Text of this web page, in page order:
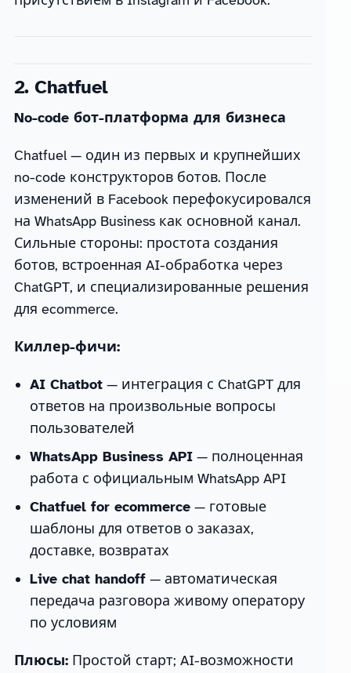
2. Chatfuel
No-code бот-платформа для бизнеса
Chatfuel — один из первых и крупнейших
no-code конструкторов ботов. После
изменений в Facebook перефокусировался
на WhatsApp Business как основной канал.
Сильные стороны: простота создания
ботов, встроенная AI-обработка через
ChatGPT, и специализированные решения
для ecommerce.
Киллер-фичи:
AI Chatbot— интеграция с ChatGPT для
ответов на произвольные вопросы
пользователей
WhatsApp Business API— полноценная
работа с официальным WhatsApp API
Chatfuel for ecommerce— готовые
шаблоны для ответов о заказах,
доставке, возвратах
Live chat handoff— автоматическая
передача разговора живому оператору
по условиям
Плюсы:Простой старт; AI-возможности